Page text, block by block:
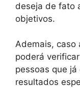
deseja de fato
objetivos.
Ademais, caso
poderá
pessoas que
resultados